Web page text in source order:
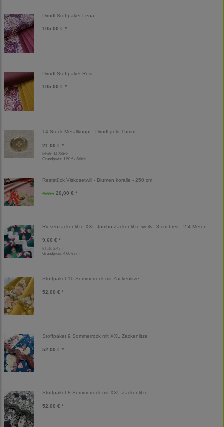
Dirndl Stoffpaket Lena
105,00 € *
Dirndl Stoffpaket Rosi
105,00 € *
14 Stück Metallknopf - Dirndl gold 15mm
21,00 € *
Inhalt: 14 Stück
Grundpreis: 1,50 € / Stück
Reststück Viskosetwill - Blumen koralle - 250 cm
40,00 € 20,00 € *
Riesenzackenlitze XXL Jumbo Zackenlitze weiß - 3 cm breit - 2,4 Meter
9,60 € *
Inhalt: 2,4 m
Grundpreis: 4,00 € / m
Stoffpaket 10 Sommerrock mit Zackenlitze
52,00 € *
Stoffpaket 9 Sommerrock mit XXL Zackenlitze
52,00 € *
Stoffpaket 8 Sommerrock mit XXL Zackenlitze
52,00 € *